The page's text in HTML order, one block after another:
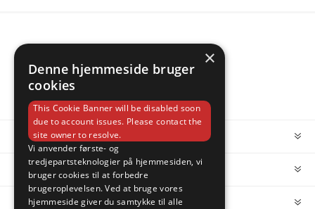
MIN KONTO
KUNDESERVICE
×
Denne hjemmeside bruger
cookies
This Cookie Banner will be disabled soon
due to account issues. Please contact the
site owner to resolve.
Vi anvender første- og
tredjepartsteknologier på hjemmesiden, vi
bruger cookies til at forbedre
brugeroplevelsen. Ved at bruge vores
hjemmeside giver du samtykke til alle